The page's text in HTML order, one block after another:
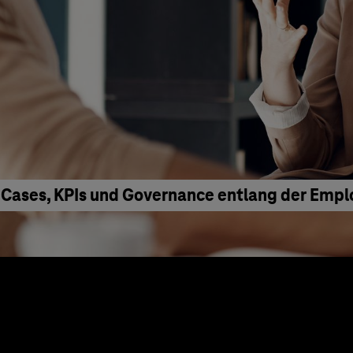
KPIs und Governance entlang der